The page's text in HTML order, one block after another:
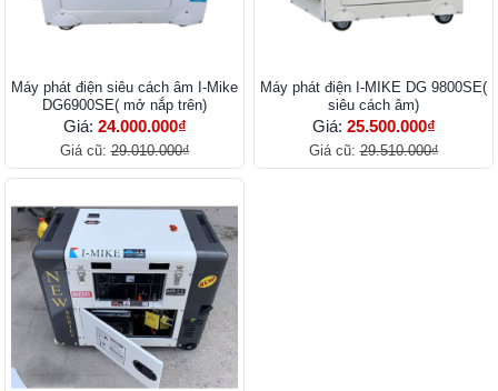
Máy phát điện siêu cách âm I-Mike
DG6900SE( mở nắp trên)
Giá: 24.000.000₫
Giá cũ:29.010.000₫
Máy phát điện I-MIKE DG 9800SE(
siêu cách âm)
Giá: 25.500.000₫
Giá cũ:29.510.000₫